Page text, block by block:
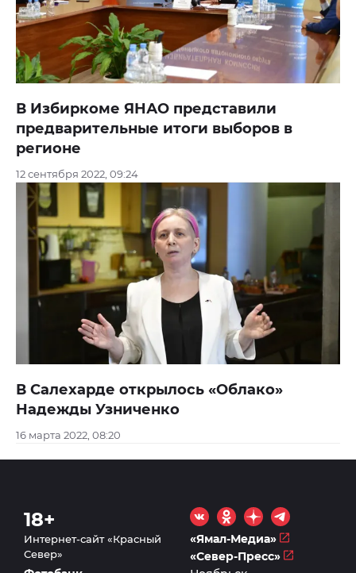
В Избиркоме ЯНАО представили
предварительные итоги выборов в
регионе
12 сентября 2022, 09:24
В Салехарде открылось «Облако»
Надежды Узниченко
16 марта 2022, 08:20
18+
Интернет-сайт «Красный
Север»
«Ямал-Медиа»
«Север-Пресс»